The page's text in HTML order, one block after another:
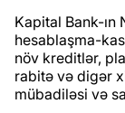
Kapital Bank-ın
hesablaşma-
növ kreditlər,
rabitə və digər
mübadiləsi və